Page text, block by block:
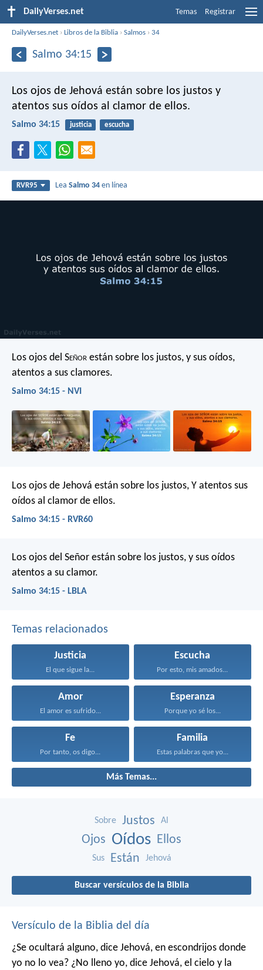
DailyVerses.net Temas Registrar
DailyVerses.net ›Libros de la Biblia ›Salmos ›34
Salmo 34:15
Los ojos de Jehová están sobre los justos y
atentos sus oídos al clamor de ellos.
Salmo 34:15 justicia escucha
RVR95 LeaSalmo 34 en línea
Los ojos del Señor están sobre los justos, y sus oídos,
atentos a sus clamores.
Salmo 34:15 - NVI
Los ojos de Jehová están sobre los justos, Y atentos sus
oídos al clamor de ellos.
Salmo 34:15 - RVR60
Los ojos del Señor están sobre los justos, y sus oídos
atentos a su clamor.
Salmo 34:15 - LBLA
Temas relacionados
Justicia
El que sigue la...
Escucha
Por esto, mis amados...
Amor
El amor es sufrido...
Esperanza
Porque yo sé los...
Fe
Por tanto, os digo...
Familia
Estas palabras que yo...
Más Temas...
Sobre Justos Al
Ojos Oídos Ellos
Sus Están Jehová
Buscar versículos de la Biblia
Versículo de la Biblia del día
¿Se ocultará alguno, dice Jehová, en escondrijos donde
yo no lo vea? ¿No lleno yo, dice Jehová, el cielo y la